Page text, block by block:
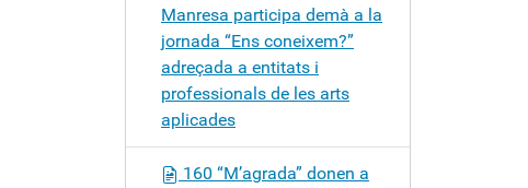
Manresa participa demà a la
jornada “Ens coneixem?”
adreçada a entitats i
professionals de les arts
aplicades
160 “M’agrada” donen a